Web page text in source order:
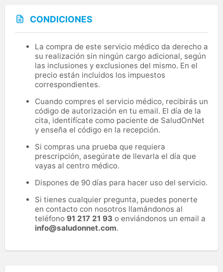
CONDICIONES
La compra de este servicio médico da derecho a
su realización sin ningún cargo adicional, según
las inclusiones y exclusiones del mismo. En el
precio están incluidos los impuestos
correspondientes.
Cuando compres el servicio médico, recibirás un
código de autorización en tu email. El día de la
cita, identifícate como paciente de SaludOnNet
y enseña el código en la recepción.
Si compras una prueba que requiera
prescripción, asegúrate de llevarla el día que
vayas al centro médico.
Dispones de 90 días para hacer uso del servicio.
Si tienes cualquier pregunta, puedes ponerte
en contacto con nosotros llamándonos al
teléfono 91 217 21 93 o enviándonos un email a
info@saludonnet.com.